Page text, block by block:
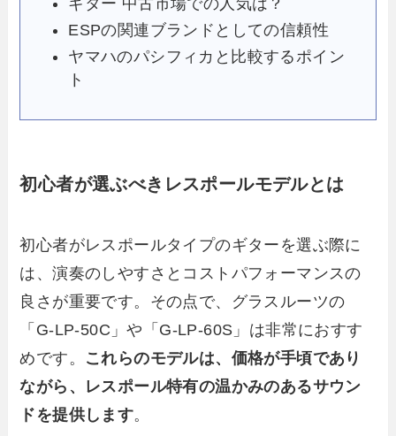
ESPの関連ブランドとしての信頼性
ヤマハのパシフィカと比較するポイン
ト
初心者が選ぶべきレスポールモデルとは
初心者がレスポールタイプのギターを選ぶ際に
は、演奏のしやすさとコストパフォーマンスの
良さが重要です。その点で、グラスルーツの
「G-LP-50C」や「G-LP-60S」は非常におすす
めです。 これらのモデルは、価格が手頃であり
ながら、レスポール特有の温かみのあるサウン
ドを提供します。